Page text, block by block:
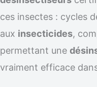
ces insectes : cycles
aux insecticides,
permettant une
vraiment efficace